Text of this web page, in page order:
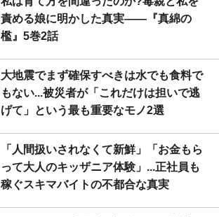
責める娘に明かした真実――『真綿の
檻』5巻2話
大地震でまず確保すべきは水でも食料で
もない...被災者が「これだけは担いで逃
げて」という最も重要なモノ2選
「人間扱いされなくて新鮮」「お金もら
って大人のキッザニア体験」...正社員も
稼ぐスキマバイトの不都合な真実